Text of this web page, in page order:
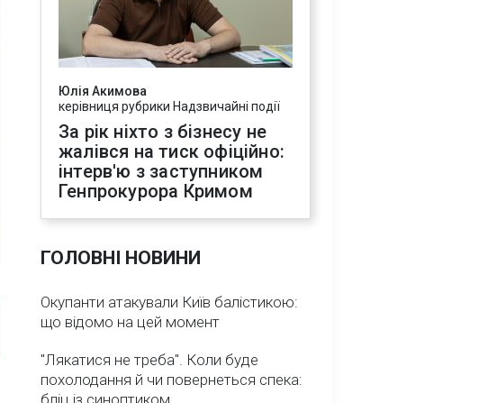
Юлія Акимова
керівниця рубрики Надзвичайні події
За рік ніхто з бізнесу не
жалівся на тиск офіційно:
інтерв'ю з заступником
Генпрокурора Кримом
ГОЛОВНІ НОВИНИ
Окупанти атакували Київ балістикою:
що відомо на цей момент
"Лякатися не треба". Коли буде
похолодання й чи повернеться спека:
бліц із синоптиком